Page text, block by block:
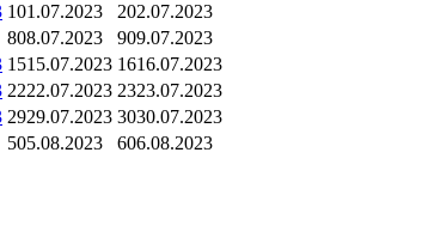
101.07.2023 202.07.2023
808.07.2023 909.07.2023
1515.07.2023 1616.07.2023
2222.07.2023 2323.07.2023
2929.07.2023 3030.07.2023
505.08.2023 606.08.2023